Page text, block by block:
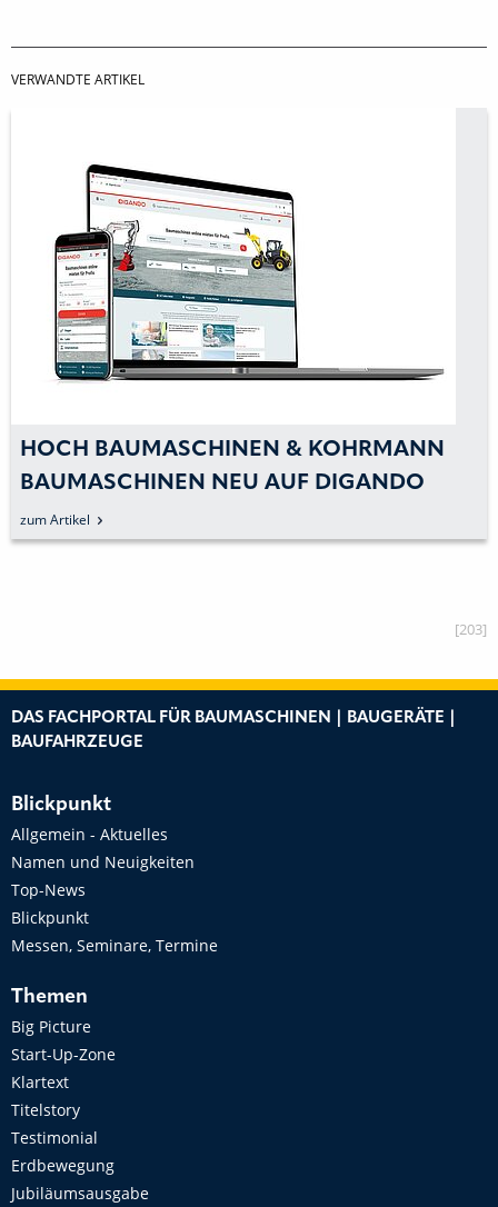
VERWANDTE ARTIKEL
HOCH BAUMASCHINEN & KOHRMANN
BAUMASCHINEN NEU AUF DIGANDO
zum Artikel
[203]
DAS FACHPORTAL FÜR BAUMASCHINEN | BAUGERÄTE |
BAUFAHRZEUGE
Blickpunkt
Allgemein - Aktuelles
Namen und Neuigkeiten
Top-News
Blickpunkt
Messen, Seminare, Termine
Themen
Big Picture
Start-Up-Zone
Klartext
Titelstory
Testimonial
Erdbewegung
Jubiläumsausgabe